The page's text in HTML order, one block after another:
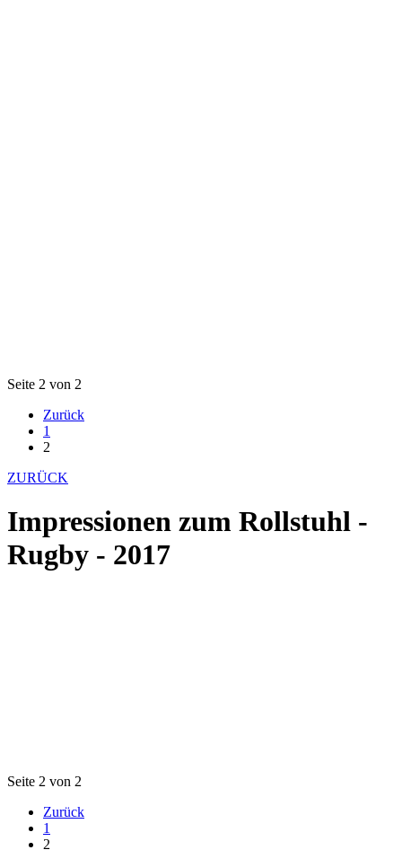
Seite 2 von 2
Zurück
1
2
ZURÜCK
Impressionen zum Rollstuhl -
Rugby - 2017
Seite 2 von 2
Zurück
1
2